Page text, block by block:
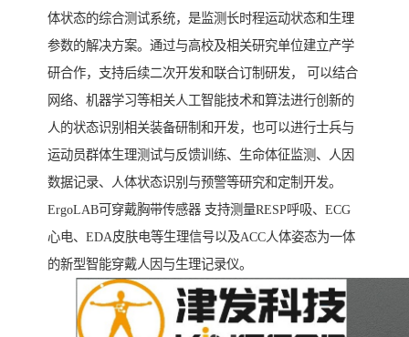
体状态的综合测试系统，是监测长时程运动状态和生理
参数的解决方案。通过与高校及相关研究单位建立产学
研合作，支持后续二次开发和联合订制研发， 可以结合
网络、机器学习等相关人工智能技术和算法进行创新的
人的状态识别相关装备研制和开发，也可以进行士兵与
运动员群体生理测试与反馈训练、生命体征监测、人因
数据记录、人体状态识别与预警等研究和定制开发。
ErgoLAB可穿戴胸带传感器 支持测量RESP呼吸、ECG
心电、EDA皮肤电等生理信号以及ACC人体姿态为一体
的新型智能穿戴人因与生理记录仪。